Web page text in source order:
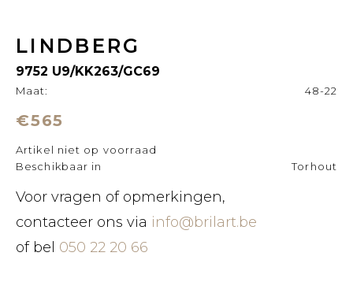
LINDBERG
9752 U9/KK263/GC69
Maat: 48-22
€565
Artikel niet op voorraad
Beschikbaar in
Torhout
Voor vragen of opmerkingen,
contacteer ons via info@brilart.be
of bel 050 22 20 66